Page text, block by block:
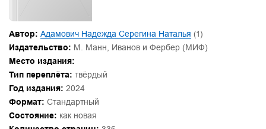
Автор: Адамович Надежда Серегина Наталья (1)
Издательство: М. Манн, Иванов и Фербер (МИФ)
Место издания:
Тип переплёта: твёрдый
Год издания: 2024
Формат: Стандартный
Состояние: как новая